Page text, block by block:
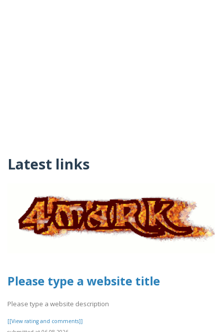
Latest links
Please type a website title
Please type a website description
[[View rating and comments]]